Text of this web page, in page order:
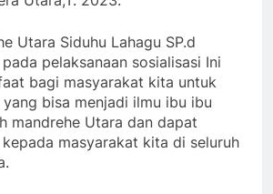
Utara Siduhu Lahagu SP.d
pelaksanaan sosialisasi Ini
bagi masyarakat kita untuk
bisa menjadi ilmu ibu ibu
mandrehe Utara dan dapat
masyarakat kita di seluruh